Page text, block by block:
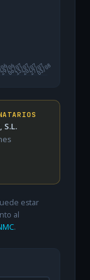
29/0606/0713/0720/0727/07
03/08
S.L.
estar
al
.